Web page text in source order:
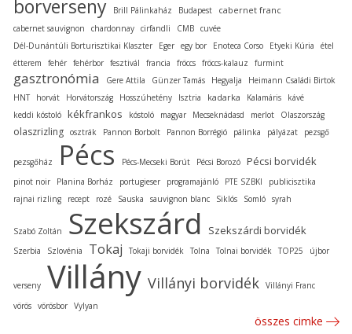
borverseny Brill Pálinkaház Budapest cabernet franc
cabernet sauvignon chardonnay cirfandli CMB cuvée
Dél-Dunántúli Borturisztikai Klaszter
Eger egy bor Enoteca Corso Etyeki Kúria
étel
étterem
fehér fehérbor fesztivál francia fröccs fröccs-kalauz furmint
gasztronómia Gere Attila Günzer Tamás Hegyalja
Heimann Családi Birtok
HNT
horvát Horvátország Hosszúhetény Isztria kadarka Kalamáris
kávé
keddi kóstoló kékfrankos kóstoló magyar Mecseknádasd merlot Olaszország
olaszrizling osztrák Pannon Borbolt Pannon Borrégió pálinka pályázat pezsgő
pezsgőház Pécs Pécs-Mecseki Borút Pécsi Borozó Pécsi borvidék
pinot noir Planina Borház portugieser programajánló PTE SZBKI
publicisztika
rajnai rizling
recept rozé Sauska sauvignon blanc Siklós Somló syrah
Szabó Zoltán Szekszárd Szekszárdi borvidék
Szerbia Szlovénia Tokaj Tokaji borvidék Tolna Tolnai borvidék TOP25 újbor
verseny Villány Villányi borvidék Villányi Franc
vörös vörösbor Vylyan
összes cimke